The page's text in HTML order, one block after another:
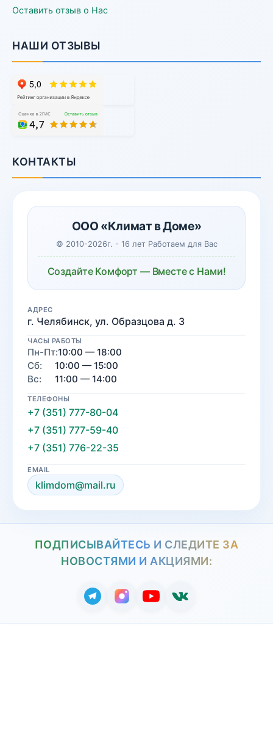
Оставить отзыв о Нас
НАШИ ОТЗЫВЫ
КОНТАКТЫ
ООО «Климат в Доме»
© 2010-2026г. - 16 лет Работаем для Вас
Создайте Комфорт — Вместе с Нами!
АДРЕС
г. Челябинск, ул. Образцова д. 3
ЧАСЫ РАБОТЫ
Пн-Пт:10:00 — 18:00
Сб:
10:00 — 15:00
Вс:
11:00 — 14:00
ТЕЛЕФОНЫ
+7 (351) 777-80-04
+7 (351) 777-59-40
+7 (351) 776-22-35
EMAIL
klimdom@mail.ru
ПОДПИСЫВАЙТЕСЬ И СЛЕДИТЕ ЗА
НОВОСТЯМИ И АКЦИЯМИ: